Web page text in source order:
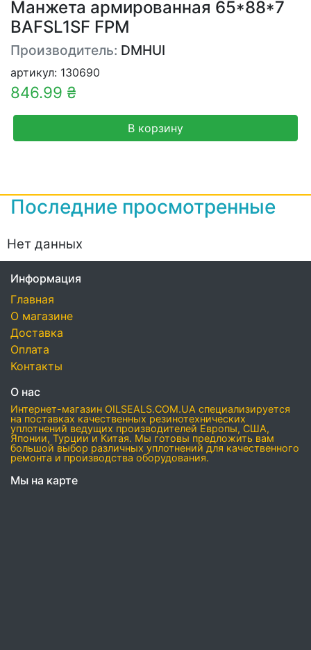
Манжета армированная 65*88*7
BAFSL1SF FPM
Производитель: DMHUI
артикул: 130690
846.99 ₴
В корзину
Последние просмотренные
Нет данных
Информация
Главная
О магазине
Доставка
Оплата
Контакты
О нас
Интернет-магазин OILSEALS.COM.UA специализируется
на поставках качественных резинотехнических
уплотнений ведущих производителей Европы, США,
Японии, Турции и Китая. Мы готовы предложить вам
большой выбор различных уплотнений для качественного
ремонта и производства оборудования.
Мы на карте